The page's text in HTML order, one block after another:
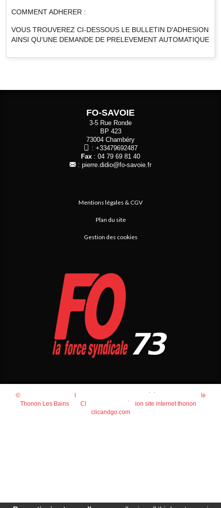
COMMENT ADHERER :
VOUS TROUVEREZ CI-DESSOUS LE BULLETIN D'ADHESION
AINSI QU'UNE DEMANDE DE PRELEVEMENT AUTOMATIQUE
FO-SAVOIE
3-5 Rue Ronde
BP 423
73004 Chambéry
: +33479692487
Fax : 04 79 69 81 40
: pierre.didio@fo-savoie.fr
Mentions légales & CGV
Plan du site
Gestion des cookies
© 2026 Agence Web Thonon Les Bains
Référencement Google
Thonon Les Bains
Clic And Go
création site internet thonon
clicandgo.com